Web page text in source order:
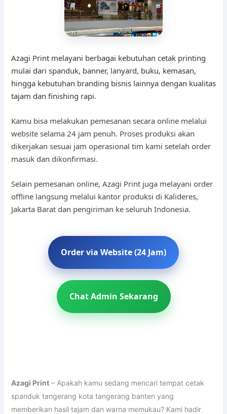
Azagi Print melayani berbagai kebutuhan cetak printing
mulai dari spanduk, banner, lanyard, buku, kemasan,
hingga kebutuhan branding bisnis lainnya dengan kualitas
tajam dan finishing rapi.
Kamu bisa melakukan pemesanan secara online melalui
website selama 24 jam penuh. Proses produksi akan
dikerjakan sesuai jam operasional tim kami setelah order
masuk dan dikonfirmasi.
Selain pemesanan online, Azagi Print juga melayani order
offline langsung melalui kantor produksi di Kalideres,
Jakarta Barat dan pengiriman ke seluruh Indonesia.
Order via Website (24 Jam)
Chat Admin Sekarang
Azagi Print– Apakah kamu sedang mencari tempat cetak
spanduk tangerang kota tangerang banten yang
memberikan hasil tajam dan warna memukau? Kami hadir